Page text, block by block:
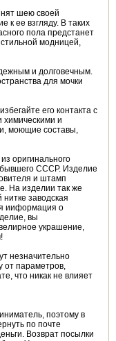
шею своей
к ее взгляду. В таких
пола предстанет
модницей,
и долговечным.
для мочки
его контакта с
химическими и
моющие составы,
оригинального
бывшего СССР. Изделие
и штамп
На изделии так же
заводская
ииформация о
вы
украшение,
незначительно
от параметров,
что никак не влияет
поэтому в
по почте
Возврат посылки